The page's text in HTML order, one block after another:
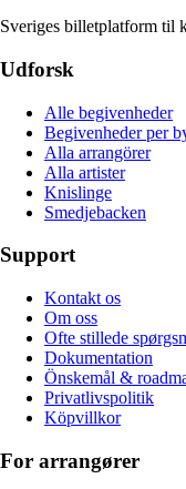
Sveriges billetplatform til
Udforsk
Alle begivenheder
Begivenheder per
Alla arrangörer
Alla artister
Knislinge
Smedjebacken
Support
Kontakt os
Om oss
Ofte stillede
Dokumentation
Önskemål &
Privatlivspolitik
Köpvillkor
For arrangører